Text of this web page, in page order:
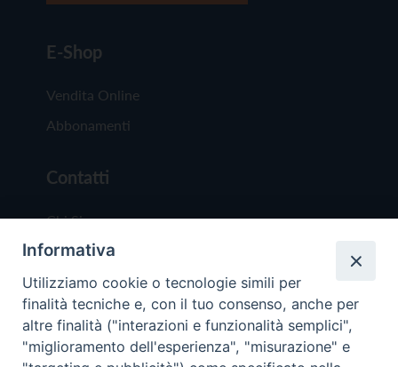
E-Shop
Vendita Online
Abbonamenti
Contatti
Chi Siamo
Redazione
Scrivici
Informativa
Utilizziamo cookie o tecnologie simili per
finalità tecniche e, con il tuo consenso, anche per
altre finalità ("interazioni e funzionalità semplici",
"miglioramento dell'esperienza", "misurazione" e